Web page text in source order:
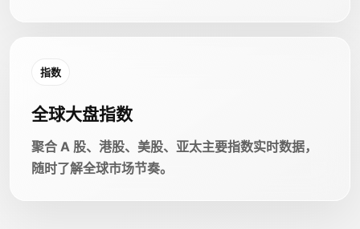
指数
全球大盘指数
聚合 A 股、港股、美股、亚太主要指数实时数据，
随时了解全球市场节奏。